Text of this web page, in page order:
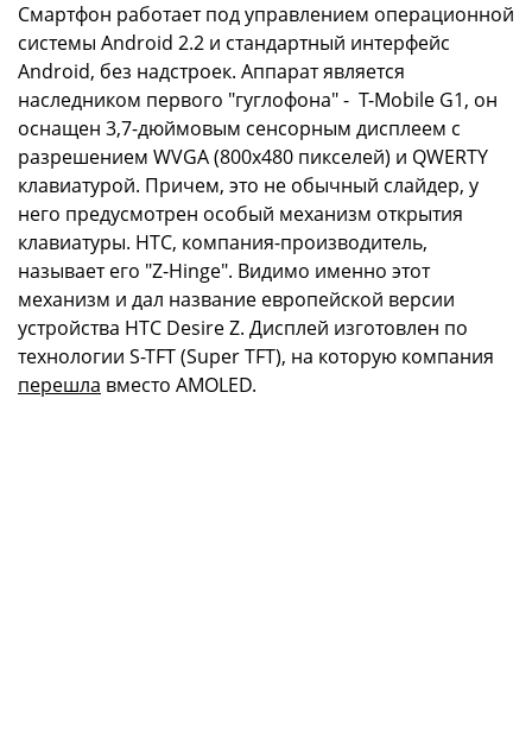
Смартфон работает под управлением операционной
системы Android 2.2 и стандартный интерфейс
Android, без надстроек. Аппарат является
наследником первого "гуглофона" - T-Mobile G1, он
оснащен 3,7-дюймовым сенсорным дисплеем с
разрешением WVGA (800х480 пикселей) и QWERTY
клавиатурой. Причем, это не обычный слайдер, у
него предусмотрен особый механизм открытия
клавиатуры. HTC, компания-производитель,
называет его "Z-Hinge". Видимо именно этот
механизм и дал название европейской версии
устройства HTC Desire Z. Дисплей изготовлен по
технологии S-TFT (Super TFT), на которую компания
перешла вместо AMOLED.